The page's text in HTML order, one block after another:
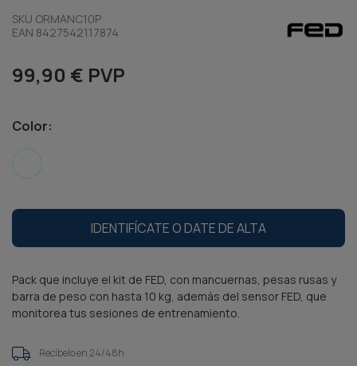
SKU ORMANC10P
EAN 8427542117874
99,90 € PVP
Color:
IDENTIFÍCATE O DATE DE ALTA
Pack que incluye el kit de FED, con mancuernas, pesas rusas y
barra de peso con hasta 10 kg, además del sensor FED, que
monitorea tus sesiones de entrenamiento.
Recíbelo en 24/48h